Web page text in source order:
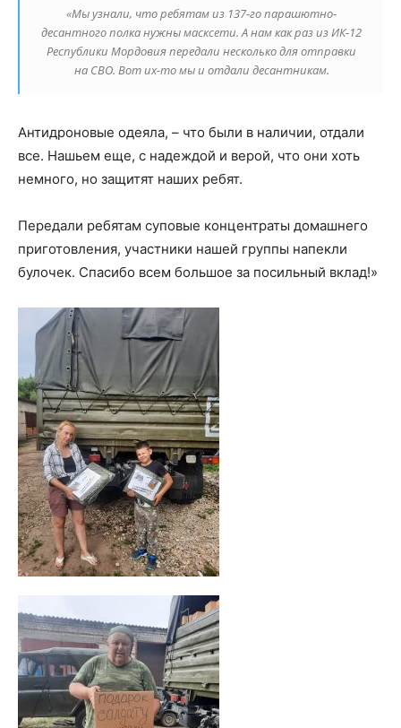
«Мы узнали, что ребятам из 137-го парашютно-
десантного полка нужны масксети. А нам как раз из ИК-12
Республики Мордовия передали несколько для отправки
на СВО. Вот их-то мы и отдали десантникам.
Антидроновые одеяла, – что были в наличии, отдали
все. Нашьем еще, с надеждой и верой, что они хоть
немного, но защитят наших ребят.
Передали ребятам суповые концентраты домашнего
приготовления, участники нашей группы напекли
булочек. Спасибо всем большое за посильный вклад!»